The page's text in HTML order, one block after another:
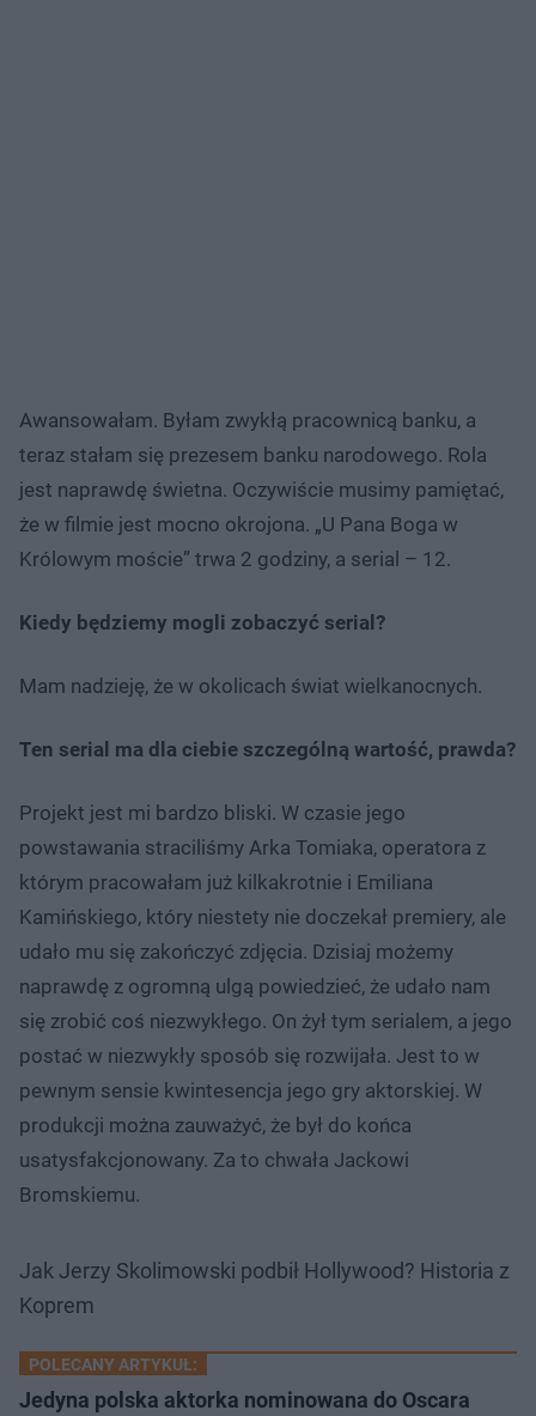
Awansowałam. Byłam zwykłą pracownicą banku, a
teraz stałam się prezesem banku narodowego. Rola
jest naprawdę świetna. Oczywiście musimy pamiętać,
że w filmie jest mocno okrojona. „U Pana Boga w
Królowym moście” trwa 2 godziny, a serial – 12.
Kiedy będziemy mogli zobaczyć serial?
Mam nadzieję, że w okolicach świat wielkanocnych.
Ten serial ma dla ciebie szczególną wartość, prawda?
Projekt jest mi bardzo bliski. W czasie jego
powstawania straciliśmy Arka Tomiaka, operatora z
którym pracowałam już kilkakrotnie i Emiliana
Kamińskiego, który niestety nie doczekał premiery, ale
udało mu się zakończyć zdjęcia. Dzisiaj możemy
naprawdę z ogromną ulgą powiedzieć, że udało nam
się zrobić coś niezwykłego. On żył tym serialem, a jego
postać w niezwykły sposób się rozwijała. Jest to w
pewnym sensie kwintesencja jego gry aktorskiej. W
produkcji można zauważyć, że był do końca
usatysfakcjonowany. Za to chwała Jackowi
Bromskiemu.
Jak Jerzy Skolimowski podbił Hollywood? Historia z
Koprem
POLECANY ARTYKUŁ:
Jedyna polska aktorka nominowana do Oscara